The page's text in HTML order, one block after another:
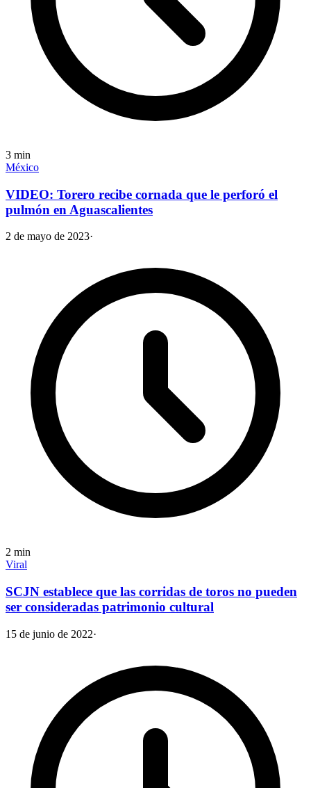
3 min
México
VIDEO: Torero recibe cornada que le perforó el
pulmón en Aguascalientes
2 de mayo de 2023·
2 min
Viral
SCJN establece que las corridas de toros no pueden
ser consideradas patrimonio cultural
15 de junio de 2022·